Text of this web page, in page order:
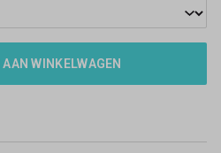
WINKELWAGEN